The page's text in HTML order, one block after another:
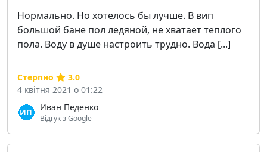
Нормально. Но хотелось бы лучше. В вип
большой бане пол ледяной, не хватает теплого
пола. Воду в душе настроить трудно. Вода [...]
Иван Педенко
Відгук з Google
Стерпно
3.0
4 квітня 2021 о 01:22